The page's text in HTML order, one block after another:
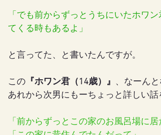
「でも前からずっとうちにいたホワ
てくる時もあるよ」
と言ってた、と書いたんですが。
この 『ホワン君（14歳）』 、なーん
あれから次男にもーちょっと詳しい話
「前からずっとこの家のお風呂場に